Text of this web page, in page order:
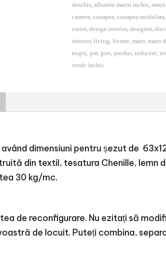
deschis, albastru marin inchis,
camera canapea canapea modulara
curier, design interior, designer,
interior, living livrare maro maro
negru pat pret produs, reducere
verde inchis
dimensiuni pentru șezut de
din textil, tesatura Chenille, lemn
30 kg/mc.
de reconfigurare. Nu ezitați să
de locuit. Puteți combina,